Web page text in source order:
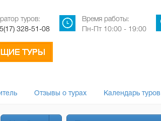
туров:
328-51-08
Время работы:
Пн-Пт 10:00 - 19:00
Отзывы о турах Календарь туров